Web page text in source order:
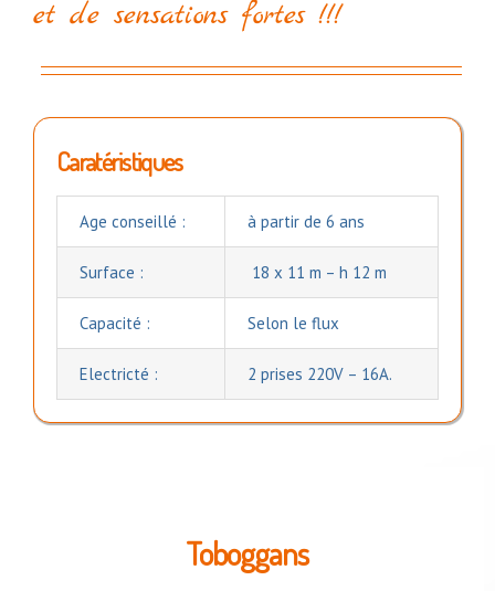
et de sensations fortes !!!
Caratéristiques
Age conseillé : à partir de 6 ans
Surface : 18 x 11 m – h 12 m
Capacité : Selon le flux
Electricté : 2 prises 220V – 16A.
Toboggans